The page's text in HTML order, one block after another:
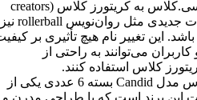
با توجه به تغییر نام برند از سی.کلاس به کریتورز کلاس (creators
class)، ممکن است محصولات جدیدی مثل روان‌نویس rollerball نیز
این تغییر نام هیچ تأثیری بر
می‌توانند به راحتی از
کلاس استفاده کنند.
در مجموع، خودکار سی.کلاس مدل Candid بسته 6 عددی یکی از